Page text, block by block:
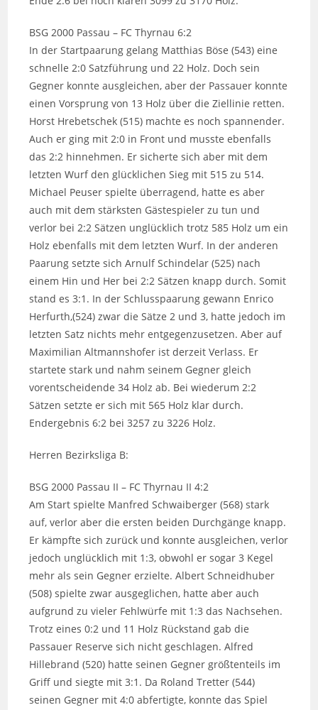
BSG 2000 Passau – FC Thyrnau 6:2
In der Startpaarung gelang Matthias Böse (543) eine
schnelle 2:0 Satzführung und 22 Holz. Doch sein
Gegner konnte ausgleichen, aber der Passauer konnte
einen Vorsprung von 13 Holz über die Ziellinie retten.
Horst Hrebetschek (515) machte es noch spannender.
Auch er ging mit 2:0 in Front und musste ebenfalls
das 2:2 hinnehmen. Er sicherte sich aber mit dem
letzten Wurf den glücklichen Sieg mit 515 zu 514.
Michael Peuser spielte überragend, hatte es aber
auch mit dem stärksten Gästespieler zu tun und
verlor bei 2:2 Sätzen unglücklich trotz 585 Holz um ein
Holz ebenfalls mit dem letzten Wurf. In der anderen
Paarung setzte sich Arnulf Schindelar (525) nach
einem Hin und Her bei 2:2 Sätzen knapp durch. Somit
stand es 3:1. In der Schlusspaarung gewann Enrico
Herfurth,(524) zwar die Sätze 2 und 3, hatte jedoch im
letzten Satz nichts mehr entgegenzusetzen. Aber auf
Maximilian Altmannshofer ist derzeit Verlass. Er
startete stark und nahm seinem Gegner gleich
vorentscheidende 34 Holz ab. Bei wiederum 2:2
Sätzen setzte er sich mit 565 Holz klar durch.
Endergebnis 6:2 bei 3257 zu 3226 Holz.
Herren Bezirksliga B:
BSG 2000 Passau II – FC Thyrnau II 4:2
Am Start spielte Manfred Schwaiberger (568) stark
auf, verlor aber die ersten beiden Durchgänge knapp.
Er kämpfte sich zurück und konnte ausgleichen, verlor
jedoch unglücklich mit 1:3, obwohl er sogar 3 Kegel
mehr als sein Gegner erzielte. Albert Schneidhuber
(508) spielte zwar ausgeglichen, hatte aber auch
aufgrund zu vieler Fehlwürfe mit 1:3 das Nachsehen.
Trotz eines 0:2 und 11 Holz Rückstand gab die
Passauer Reserve sich nicht geschlagen. Alfred
Hillebrand (520) hatte seinen Gegner größtenteils im
Griff und siegte mit 3:1. Da Roland Tretter (544)
seinen Gegner mit 4:0 abfertigte, konnte das Spiel